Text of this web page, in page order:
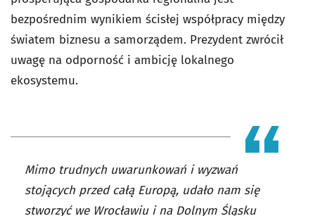
bezpośrednim wynikiem ścisłej współpracy między
światem biznesu a samorządem. Prezydent zwrócił
uwagę na odporność i ambicję lokalnego
ekosystemu.
Mimo trudnych uwarunkowań i wyzwań
stojących przed całą Europą, udało nam się
stworzyć we Wrocławiu i na Dolnym Śląsku